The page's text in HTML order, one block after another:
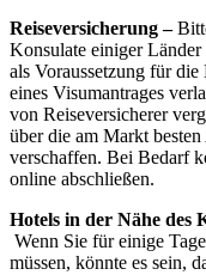
Reiseversicherung –
Konsulate einiger
als Voraussetzung für die
eines Visumantrages
von Reiseversicherer
über die am Markt
verschaffen. Bei Bedarf
online abschließen.
Hotels in der Nähe des
Wenn Sie für einige
müssen, könnte es sein,